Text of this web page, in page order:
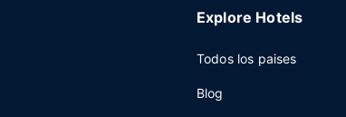
Explore Hotels
Todos los paises
Blog